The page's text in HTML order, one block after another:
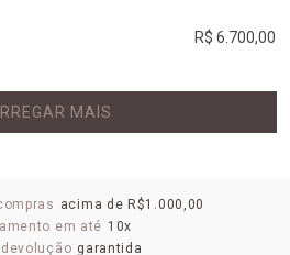
R$ 6.700,00
MAIS
acima de R$1.000,00
em até 10x
garantida